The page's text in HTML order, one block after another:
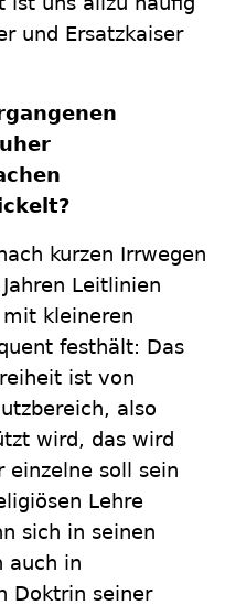
und Ersatzkaiser
kurzen Irrwegen
Leitlinien
kleineren
festhält: Das
ist von
also
wird, das wird
einzelne soll sein
Lehre
sich in seinen
auch in
Doktrin seiner